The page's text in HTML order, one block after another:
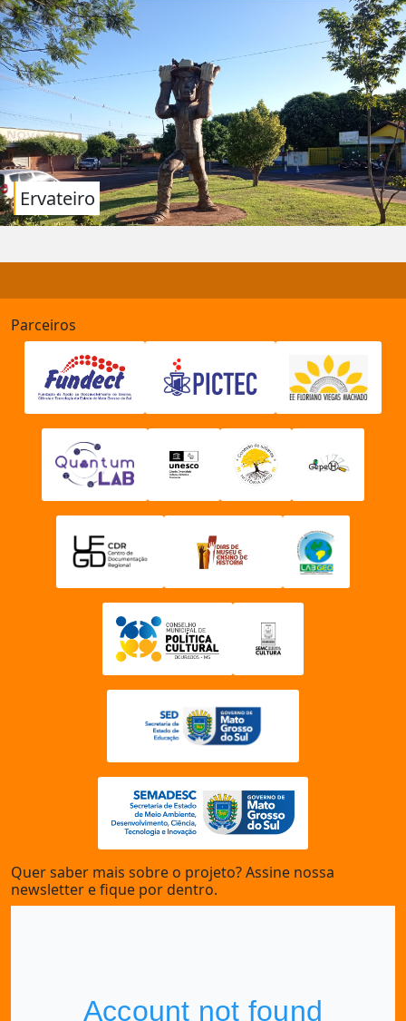
Ervateiro
Parceiros
Quer saber mais sobre o projeto? Assine nossa
newsletter e fique por dentro.